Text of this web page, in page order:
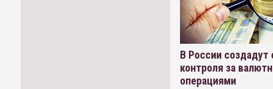
В России создадут
контроля за
операциями